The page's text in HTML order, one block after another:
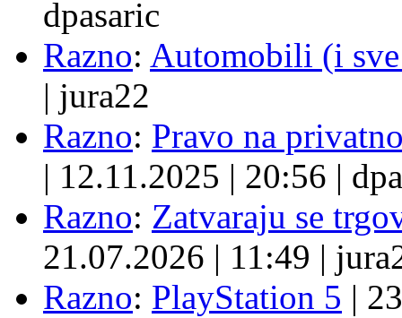
dpasaric
Razno: Automobili (i
| jura22
Razno: Pravo na
| 12.11.2025 | 20:56 |
Razno: Zatvaraju se
21.07.2026 | 11:49 |
Razno: PlayStation 5 |